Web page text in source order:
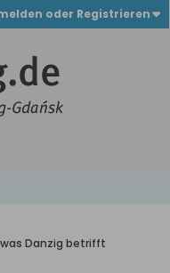
oder Registrieren
Danzig betrifft